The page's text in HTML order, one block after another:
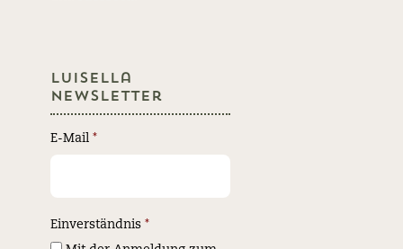
Luisella
Newsletter
E-Mail *
Einverständnis *